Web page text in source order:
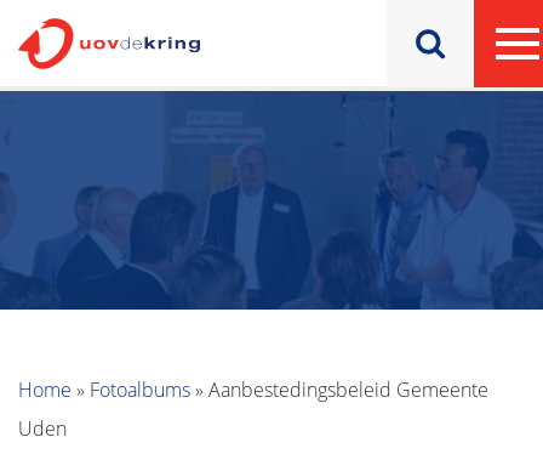
Home » Fotoalbums» Aanbestedingsbeleid Gemeente
Uden